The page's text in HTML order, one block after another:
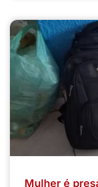
Mulher é